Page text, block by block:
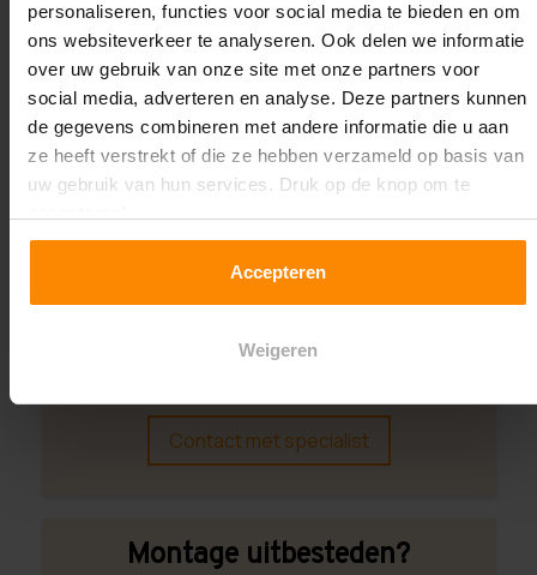
personaliseren, functies voor social media te bieden en om
ons websiteverkeer te analyseren. Ook delen we informatie
over uw gebruik van onze site met onze partners voor
social media, adverteren en analyse. Deze partners kunnen
de gegevens combineren met andere informatie die u aan
ze heeft verstrekt of die ze hebben verzameld op basis van
uw gebruik van hun services. Druk op de knop om te
Accepteren
Weigeren
Oplossing op maat nodig?
Wij kunnen je helpen!
Een maat die niet op de site staat? Hogere
experts werken het graag uit! Maatwerk is onze
Contact met specialist
Montage uitbesteden?